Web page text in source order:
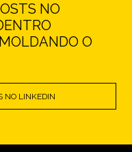
NO
O
NO LINKEDIN